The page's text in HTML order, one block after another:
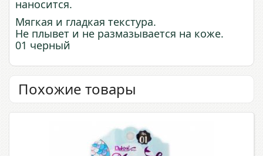
наносится.
Мягкая и гладкая текстура.
Не плывет и не размазывается на коже.
01 черный
Похожие товары